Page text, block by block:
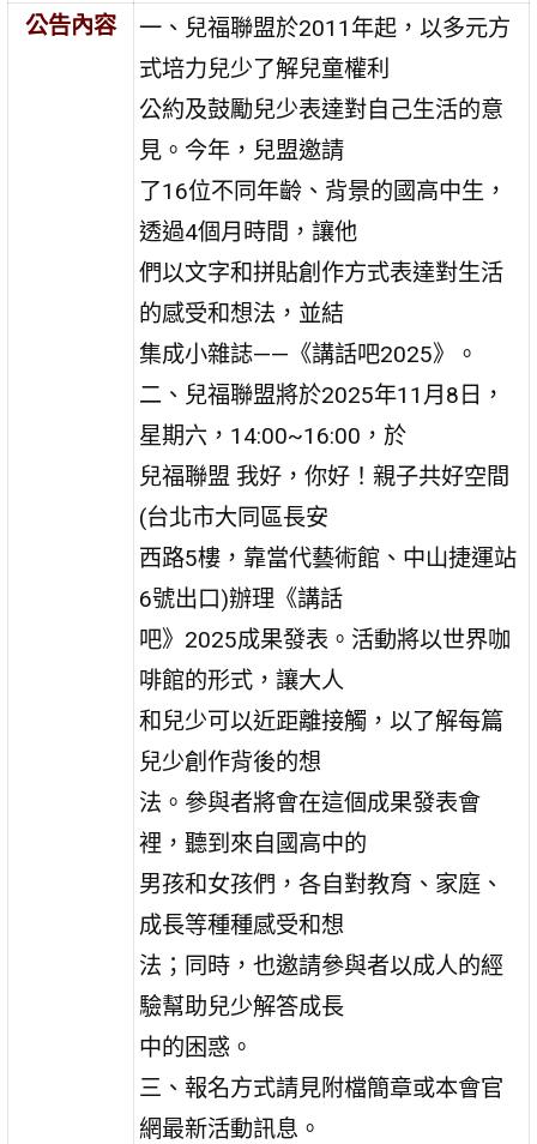
公告內容
一、兒福聯盟於2011年起，以多元方
式培力兒少了解兒童權利
公約及鼓勵兒少表達對自己生活的意
見。今年，兒盟邀請
了16位不同年齡、背景的國高中生，
透過4個月時間，讓他
們以文字和拼貼創作方式表達對生活
的感受和想法，並結
集成小雜誌——《講話吧2025》。
二、兒福聯盟將於2025年11月8日，
星期六，14:00~16:00，於
兒福聯盟 我好，你好！親子共好空間
(台北市大同區長安
西路5樓，靠當代藝術館、中山捷運站
6號出口)辦理《講話
吧》2025成果發表。活動將以世界咖
啡館的形式，讓大人
和兒少可以近距離接觸，以了解每篇
兒少創作背後的想
法。參與者將會在這個成果發表會
裡，聽到來自國高中的
男孩和女孩們，各自對教育、家庭、
成長等種種感受和想
法；同時，也邀請參與者以成人的經
驗幫助兒少解答成長
中的困惑。
三、報名方式請見附檔簡章或本會官
網最新活動訊息。